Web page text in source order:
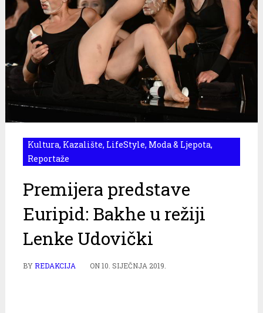
Kultura, Kazalište, LifeStyle, Moda & Ljepota,
Reportaže
Premijera predstave
Euripid: Bakhe u režiji
Lenke Udovički
BYREDAKCIJA ON10. SIJEČNJA 2019.